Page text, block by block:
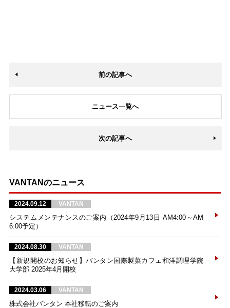
前の記事へ
ニュース一覧へ
次の記事へ
VANTANのニュース
2024.09.12 VANTAN
システムメンテナンスのご案内（2024年9月13日 AM4:00～AM
6:00予定）
2024.08.30 VANTAN
【新規開校のお知らせ】バンタン国際製菓カフェ和洋調理学院
大学部 2025年4月開校
2024.03.06 VANTAN
株式会社バンタン 本社移転のご案内